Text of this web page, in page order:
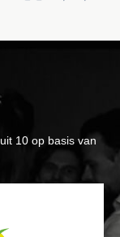
uit 10 op basis van